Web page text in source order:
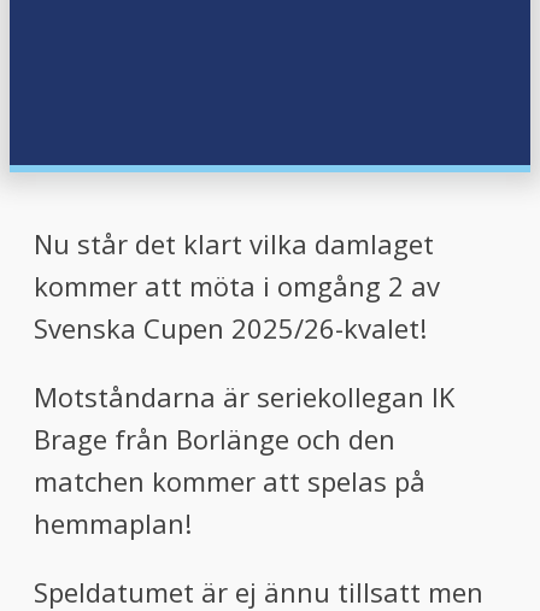
Nu står det klart vilka damlaget
kommer att möta i omgång 2 av
Svenska Cupen 2025/26-kvalet!
Motståndarna är seriekollegan IK
Brage från Borlänge och den
matchen kommer att spelas på
hemmaplan!
Speldatumet är ej ännu tillsatt men